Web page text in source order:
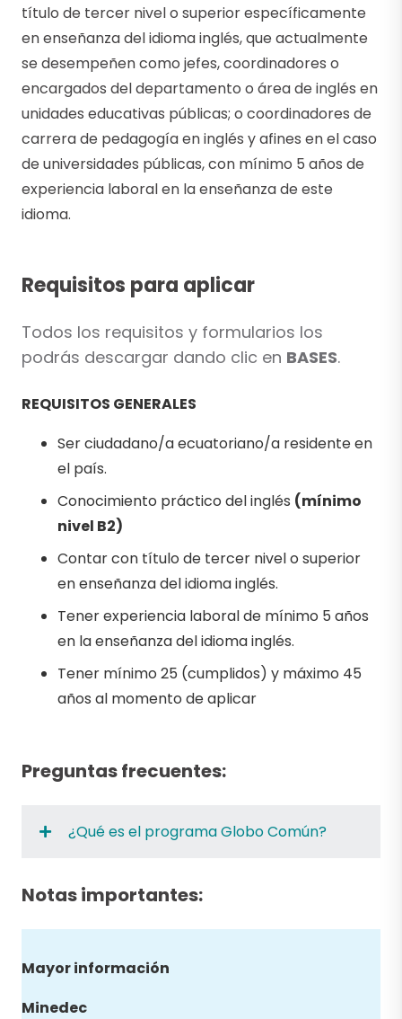
título de tercer nivel o superior específicamente
en enseñanza del idioma inglés, que actualmente
se desempeñen como jefes, coordinadores o
encargados del departamento o área de inglés en
unidades educativas públicas; o coordinadores de
carrera de pedagogía en inglés y afines en el caso
de universidades públicas, con mínimo 5 años de
experiencia laboral en la enseñanza de este
idioma.
Requisitos para aplicar
Todos los requisitos y formularios los
podrás descargar dando clic en BASES.
REQUISITOS GENERALES
Ser ciudadano/a ecuatoriano/a residente en
el país.
Conocimiento práctico del inglés (mínimo
nivel B2)
Contar con título de tercer nivel o superior
en enseñanza del idioma inglés.
Tener experiencia laboral de mínimo 5 años
en la enseñanza del idioma inglés.
Tener mínimo 25 (cumplidos) y máximo 45
años al momento de aplicar
Preguntas frecuentes:
¿Qué es el programa Globo Común?
Notas importantes:
Mayor información
Minedec